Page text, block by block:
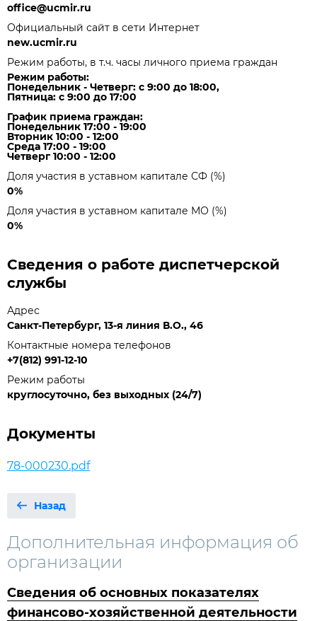
office@ucmir.ru
Официальный сайт в сети Интернет
new.ucmir.ru
Режим работы, в т.ч. часы личного приема граждан
Режим работы:
Понедельник - Четверг: с 9:00 до 18:00,
Пятница: с 9:00 до 17:00
График приема граждан:
Понедельник 17:00 - 19:00
Вторник 10:00 - 12:00
Среда 17:00 - 19:00
Четверг 10:00 - 12:00
Доля участия в уставном капитале СФ (%)
0%
Доля участия в уставном капитале МО (%)
0%
Сведения о работе диспетчерской
службы
Адрес
Санкт-Петербург, 13-я линия В.О., 46
Контактные номера телефонов
+7(812) 991-12-10
Режим работы
круглосуточно, без выходных (24/7)
Документы
78-000230.pdf
Назад
Дополнительная информация об
организации
Сведения об основных показателях
финансово-хозяйственной деятельности